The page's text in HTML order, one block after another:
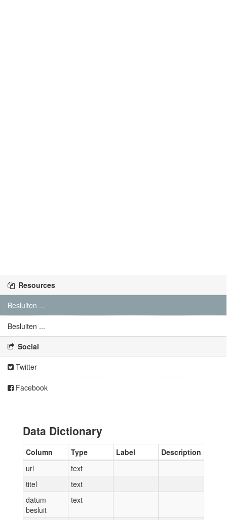
Resources
Besluiten ...
Besluiten ...
Social
Twitter
Facebook
Data Dictionary
Column Type Label
Description
url
text
titel
text
datum
besluit
text